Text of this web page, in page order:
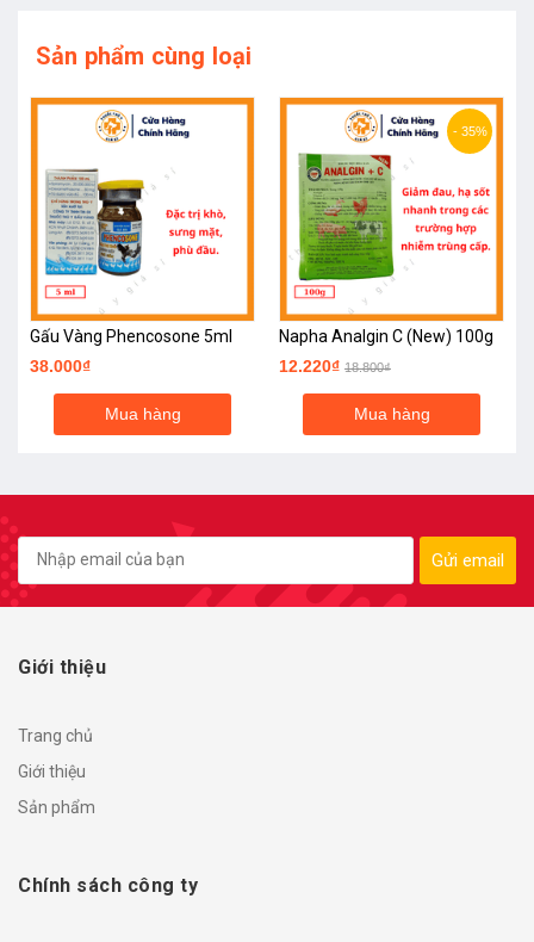
Sản phẩm cùng loại
Gấu Vàng Phencosone 5ml
38.000₫
Mua hàng
- 35%
Napha Analgin C (New) 100g
12.220₫ 18.800₫
Mua hàng
Gửi email
Giới thiệu
Trang chủ
Giới thiệu
Sản phẩm
Chính sách công ty